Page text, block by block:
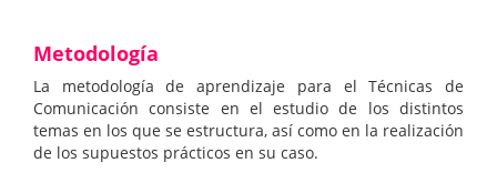
Metodología
La metodología de aprendizaje para el Técnicas de
Comunicación consiste en el estudio de los distintos
temas en los que se estructura, así como en la realización
de los supuestos prácticos en su caso.